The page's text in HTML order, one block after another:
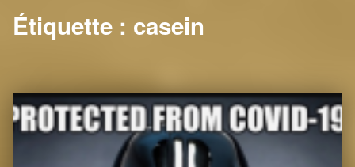
Étiquette : casein